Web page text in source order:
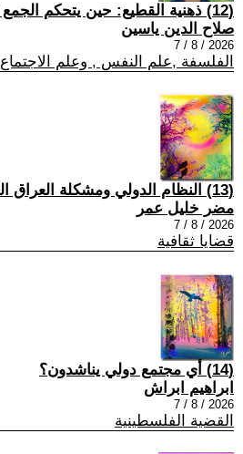
(12) ذهنية القطيع: حين يتحكم الجمع في قراراتنا
صلاح الدين ياسين
2026 / 8 / 7
الفلسفة ,علم النفس , وعلم الاجتماع
(13) النظام الدولي ومشكلة العراق المالية
مضر خليل عمر
2026 / 8 / 7
قضايا ثقافية
(14) أي مجتمع دولي يناشدون؟
ابراهيم ابراش
2026 / 8 / 7
القضية الفلسطينية